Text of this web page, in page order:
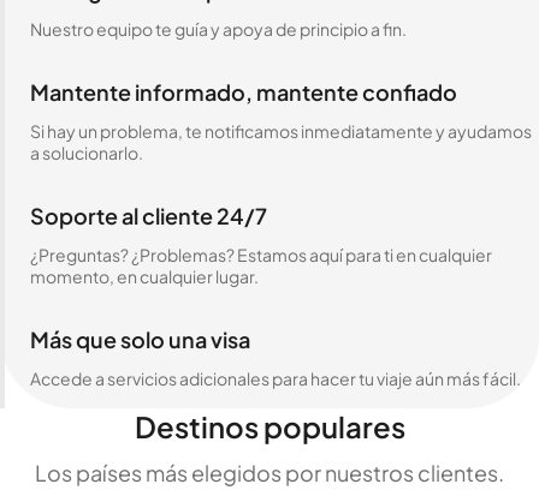
Nuestro equipo te guía y apoya de principio a fin.
Mantente informado, mantente confiado
Si hay un problema, te notificamos inmediatamente y ayudamos
a solucionarlo.
Soporte al cliente 24/7
¿Preguntas? ¿Problemas? Estamos aquí para ti en cualquier
momento, en cualquier lugar.
Más que solo una visa
Accede a servicios adicionales para hacer tu viaje aún más fácil.
Destinos populares
Los países más elegidos por nuestros clientes.